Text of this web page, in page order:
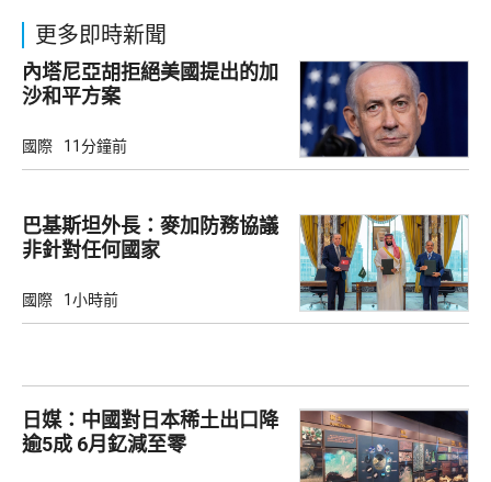
更多即時新聞
內塔尼亞胡拒絕美國提出的加
沙和平方案
國際 11分鐘前
巴基斯坦外長：麥加防務協議
非針對任何國家
國際 1小時前
日媒：中國對日本稀土出口降
逾5成 6月釔減至零